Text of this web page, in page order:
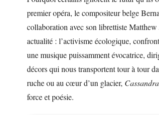
premier opéra, le compositeur belge
collaboration avec son librettiste
actualité : l’activisme écologique,
une musique puissamment évocatrice,
décors qui nous transportent tour à tour
ruche ou au cœur d’un glacier, Cassandra
force et poésie.